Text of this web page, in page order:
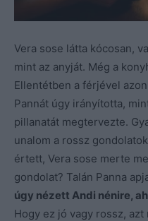
Vera sose látta kócosan,
mint az anyját. Még a
Ellentétben a férjével
Pannát úgy irányította,
pillanatát megtervezte.
unalom a rossz
értett, Vera sose merte
gondolat? Talán Panna
úgy nézett Andi nénire,
Hogy ez jó vagy rossz,